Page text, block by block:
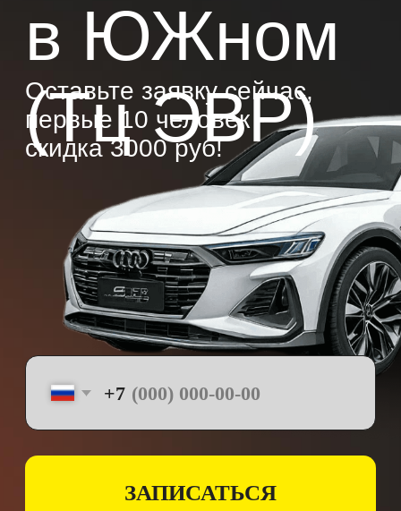
+7
ЗАПИСАТЬСЯ
Отправляя заявку, даю согласие
на обработку моих персональных данных
стоимость
обучения